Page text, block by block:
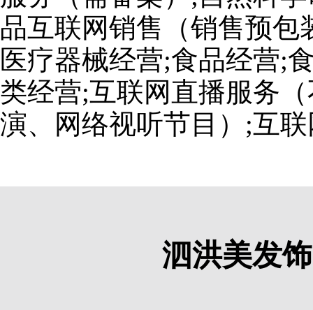
品互联网销售（销售预
医疗器械经营;食品经营;
类经营;互联网直播服务
演、网络视听节目）;互
泗洪美发